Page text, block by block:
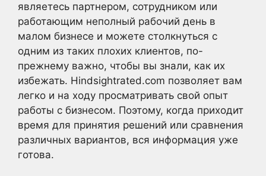
являетесь партнером, сотрудником или
работающим неполный рабочий день в
малом бизнесе и можете столкнуться с
одним из таких плохих клиентов, по-
прежнему важно, чтобы вы знали, как их
избежать. Hindsightrated.com позволяет вам
легко и на ходу просматривать свой опыт
работы с бизнесом. Поэтому, когда приходит
время для принятия решений или сравнения
различных вариантов, вся информация уже
готова.